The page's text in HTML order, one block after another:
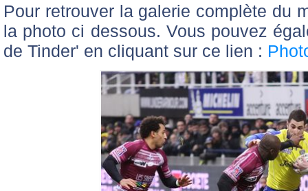
Pour retrouver la galerie complète du
la photo ci dessous. Vous pouvez
de Tinder' en cliquant sur ce lien :